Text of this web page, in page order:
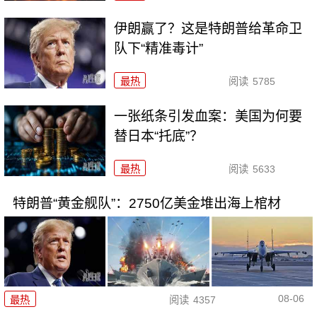
伊朗赢了？这是特朗普给革命卫
队下“精准毒计”
最热 阅读 5785
一张纸条引发血案：美国为何要
替日本“托底”？
最热 阅读 5633
特朗普“黄金舰队”：2750亿美金堆出海上棺材
最热 阅读 4357 08-06